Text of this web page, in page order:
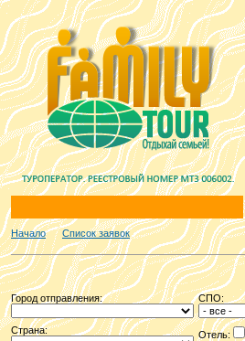
Начало Список заявок
Город отправления:
Страна:
СПО:
Отель: